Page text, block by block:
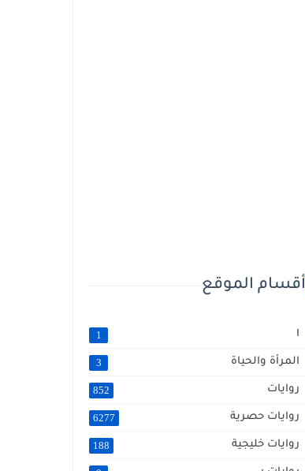
أقسام الموقع
ا 1
المرأة والحياة 3
روايات 852
روايات حصرية 6277
روايات خليجية 188